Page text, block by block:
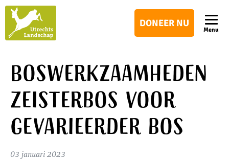
DONEER NU
Menu
Boswerkzaamheden
Zeisterbos voor
gevarieerder bos
03 januari 2023